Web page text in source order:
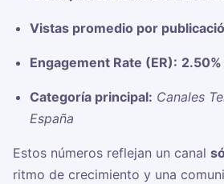
Vistas promedio por
Engagement Rate (ER): 2.50%
Categoría principal: Canales
España
Estos números reflejan un canal
ritmo de crecimiento y una